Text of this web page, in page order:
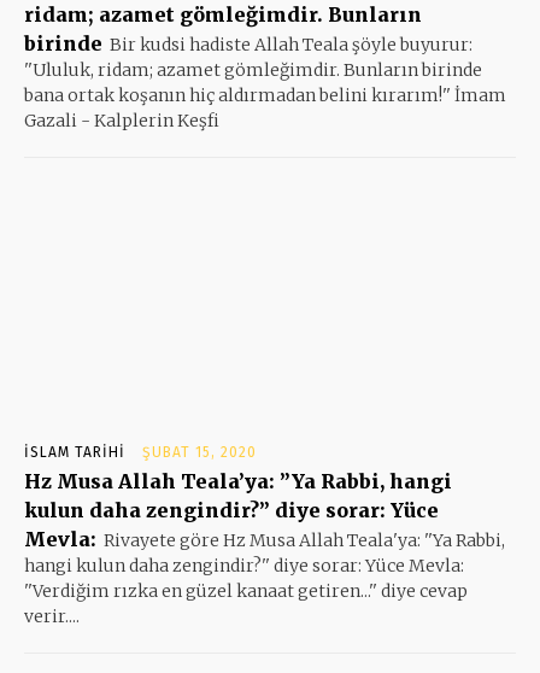
ridam; azamet gömleğimdir. Bunların
birinde Bir kudsi hadiste Allah Teala şöyle buyurur:
''Ululuk, ridam; azamet gömleğimdir. Bunların birinde
bana ortak koşanın hiç aldırmadan belini kırarım!'' İmam
Gazali - Kalplerin Keşfi
İSLAM TARIHI ŞUBAT 15, 2020
Hz Musa Allah Teala’ya: ”Ya Rabbi, hangi
kulun daha zengindir?” diye sorar: Yüce
Mevla: Rivayete göre Hz Musa Allah Teala'ya: ''Ya Rabbi,
hangi kulun daha zengindir?'' diye sorar: Yüce Mevla:
''Verdiğim rızka en güzel kanaat getiren...'' diye cevap
verir....